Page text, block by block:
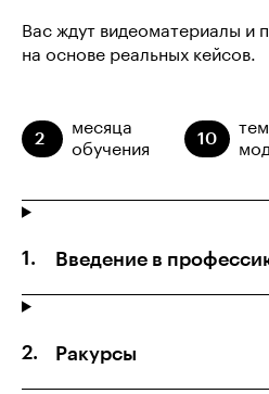
Вас ждут видеоматериалы и
на основе реальных кейсов.
2
месяца
обучения
10
Введение в
Ракурсы